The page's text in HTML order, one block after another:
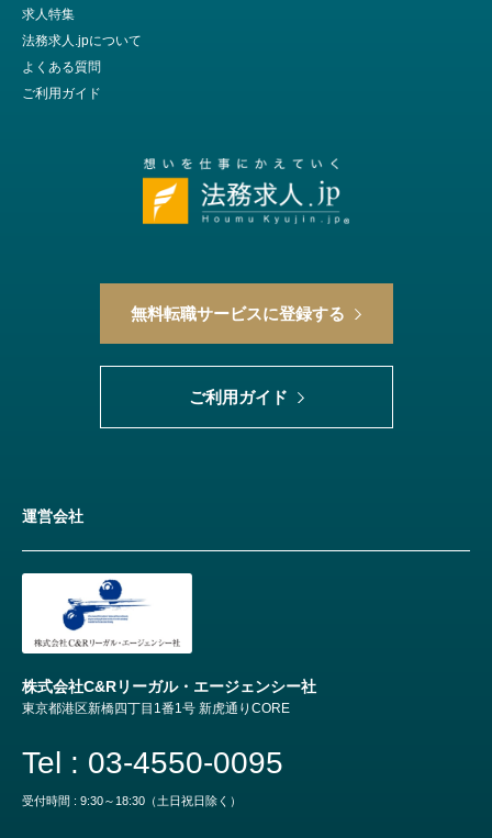
無料転職サービスに登録する
ご利用ガイド
運営会社
株式会社C&Rリーガル・エージェンシー社
東京都港区新橋四丁目1番1号 新虎通りCORE
Tel : 03-4550-0095
受付時間 : 9:30～18:30（土日祝日除く）
求人特集
法務求人.jpについて
よくある質問
ご利用ガイド